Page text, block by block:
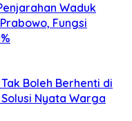
Waduk
Fungsi
Boleh Berhenti di
Nyata Warga